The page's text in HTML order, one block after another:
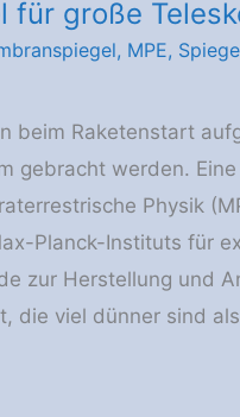
für große
, MPE,
beim Raketenstart
gebracht werden.
Physik
Planck-Instituts für
zur Herstellung und
die viel dünner sind